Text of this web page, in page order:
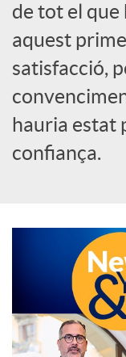
o
c
i
l
s
de tot el
aquest
satisfacció,
hauria estat
confiança.